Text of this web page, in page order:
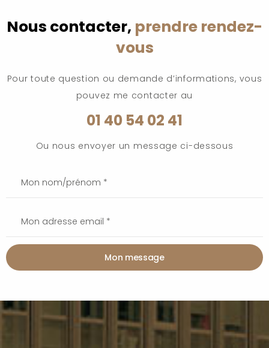
Nous contacter, prendre rendez-
vous
Pour toute question ou demande d’informations, vous
pouvez me contacter au
01 40 54 02 41
Ou nous envoyer un message ci-dessous
Mon message